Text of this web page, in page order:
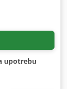
upotrebu